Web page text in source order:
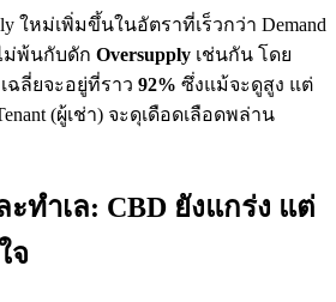
ใหม่เพิ่มขึ้นในอัตราที่เร็วกว่า Demand
ม่พ้นกับดัก Oversupply เช่นกัน โดย
เฉลี่ยจะอยู่ที่ราว 92% ซึ่งแม้จะดูสูง แต่
(ผู้เช่า) จะดุเดือดเลือดพล่าน
ทำเล: CBD ยังแกร่ง แต่
จ